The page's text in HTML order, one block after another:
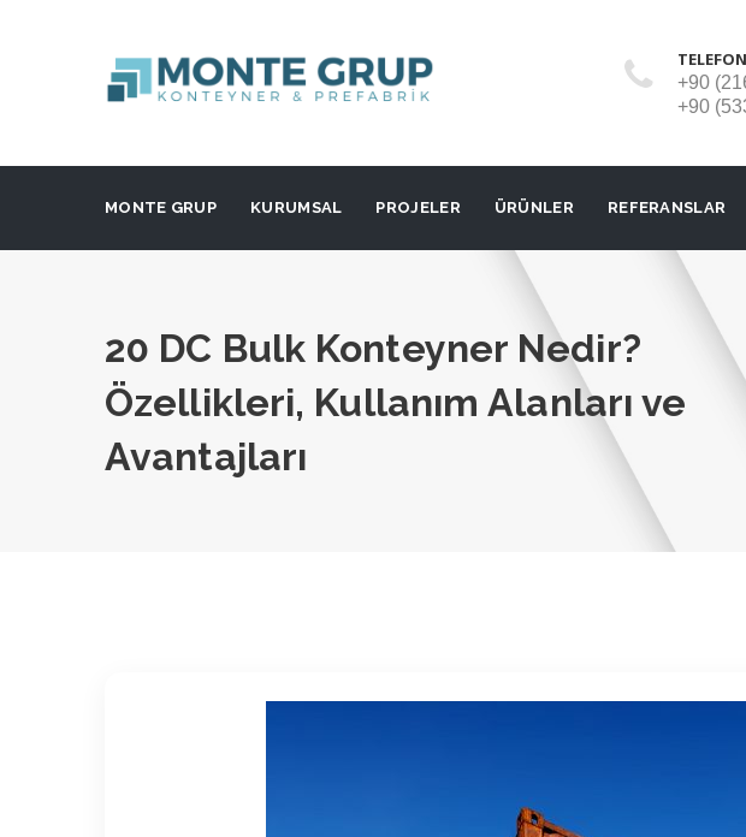
TELEFON
+90
+90
MONTE GRUP KURUMSAL PROJELER ÜRÜNLER REFERANSLAR
20 DC Bulk Konteyner Nedir?
Özellikleri, Kullanım Alanları ve
Avantajları